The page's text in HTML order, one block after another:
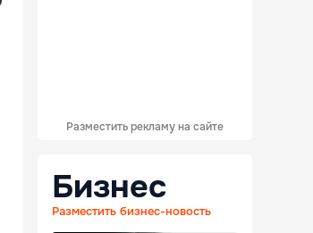
Разместить рекламу на сайте
Бизнес
Разместить бизнес-новость